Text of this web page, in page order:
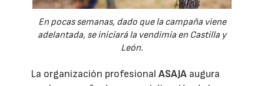
En pocas semanas, dado que la campaña viene
adelantada, se iniciará la vendimia en Castilla y
León.
La organización profesionalASAJA augura